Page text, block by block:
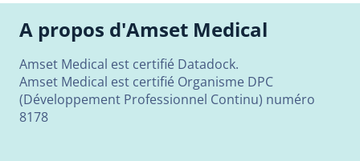
A propos d'Amset Medical
Amset Medical est certifié Datadock.
Amset Medical est certifié Organisme DPC
(Développement Professionnel Continu) numéro
8178